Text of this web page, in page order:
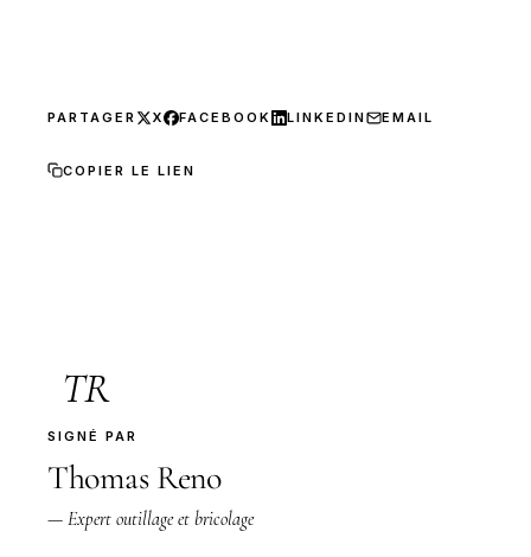
PARTAGER X FACEBOOK LINKEDIN EMAIL
COPIER LE LIEN
TR
SIGNÉ PAR
Thomas Reno
— Expert outillage et bricolage